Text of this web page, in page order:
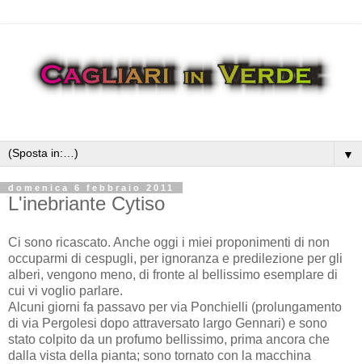
▼
domenica 6 febbraio 2011
L'inebriante Cytiso
Ci sono ricascato. Anche oggi i miei proponimenti di non
occuparmi di cespugli, per ignoranza e predilezione per gli
alberi, vengono meno, di fronte al bellissimo esemplare di
cui vi voglio parlare.
Alcuni giorni fa passavo per via Ponchielli (prolungamento
di via Pergolesi dopo attraversato largo Gennari) e sono
stato colpito da un profumo bellissimo, prima ancora che
dalla vista della pianta; sono tornato con la macchina